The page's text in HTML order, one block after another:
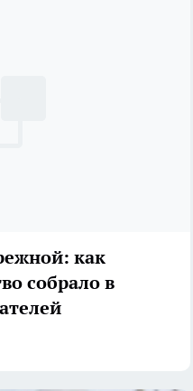
как
собрало в